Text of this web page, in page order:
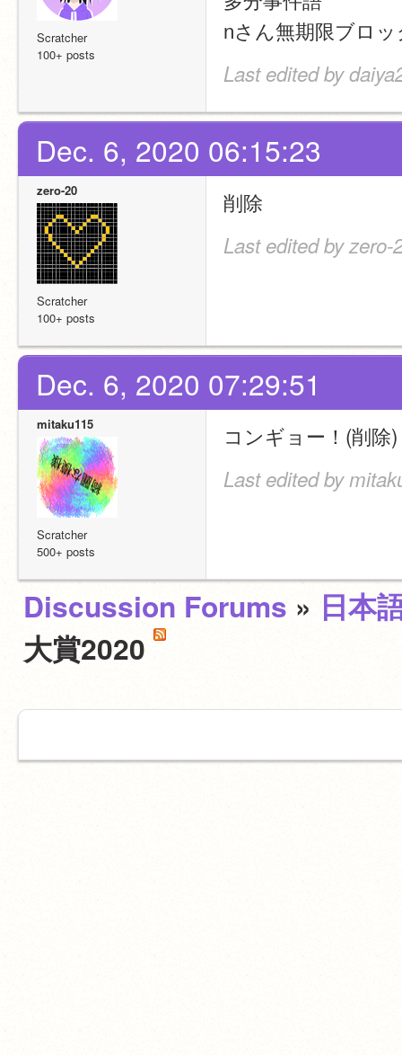
Scratcher
100+ posts
nさん無期限ブロ
Last edited by
Dec. 6, 2020 06:15:23
zero-20
Scratcher
100+ posts
削除
Last edited by
Dec. 6, 2020 07:29:51
mitaku115
Scratcher
500+ posts
コンギョー！(削除)
Last edited by
Discussion Forums » 日本
大賞2020